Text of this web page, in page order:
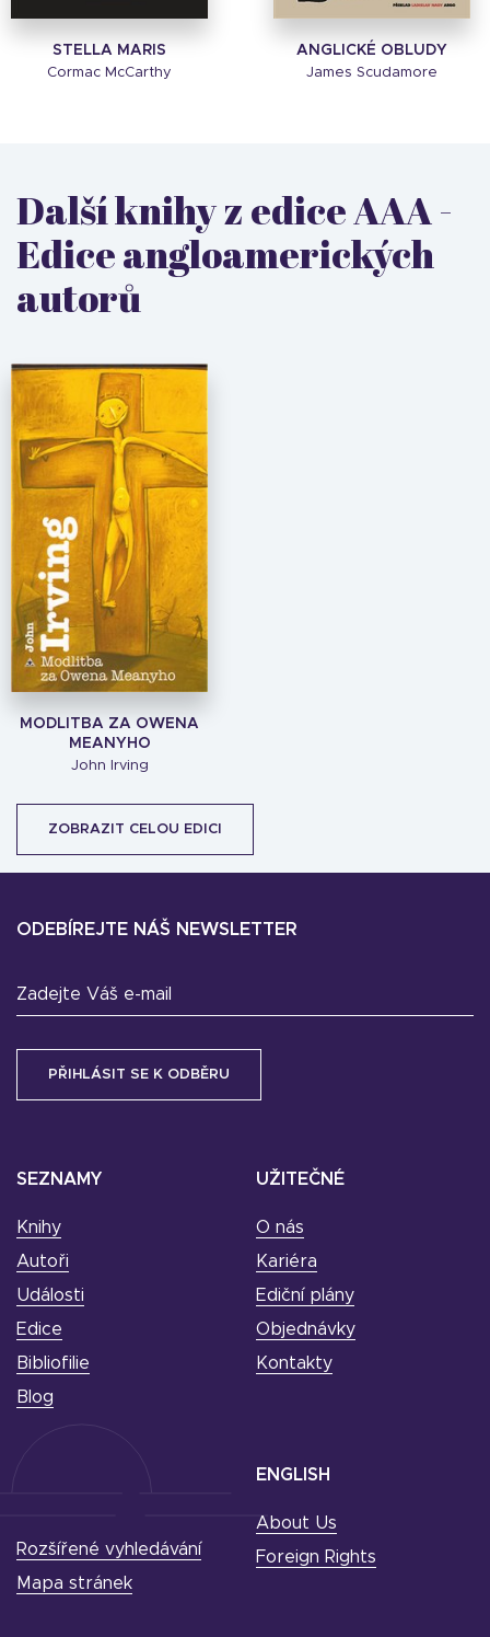
STELLA MARIS
Cormac McCarthy
ANGLICKÉ OBLUDY
James Scudamore
Další knihy z edice AAA -
Edice angloamerických
autorů
MODLITBA ZA OWENA
MEANYHO
John Irving
ZOBRAZIT CELOU EDICI
SEZNAMY
Knihy
Autoři
Události
Edice
Bibliofilie
Blog
UŽITEČNÉ
O nás
Kariéra
Ediční plány
Objednávky
Kontakty
ODEBÍREJTE NÁŠ NEWSLETTER
Zadejte Váš e-mail
ENGLISH
About Us
Foreign Rights
Rozšířené vyhledávání
Mapa stránek